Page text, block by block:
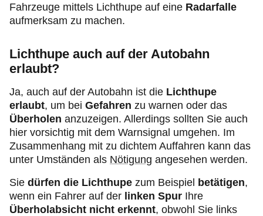
Fahrzeuge mittels Lichthupe auf eine Radarfalle
aufmerksam zu machen.
Lichthupe auch auf der Autobahn
erlaubt?
Ja, auch auf der Autobahn ist die Lichthupe
erlaubt, um bei Gefahren zu warnen oder das
Überholen anzuzeigen. Allerdings sollten Sie auch
hier vorsichtig mit dem Warnsignal umgehen. Im
Zusammenhang mit zu dichtem Auffahren kann das
unter Umständen als Nötigung angesehen werden.
Sie dürfen die Lichthupe zum Beispiel betätigen,
wenn ein Fahrer auf der linken Spur Ihre
Überholabsicht nicht erkennt, obwohl Sie links